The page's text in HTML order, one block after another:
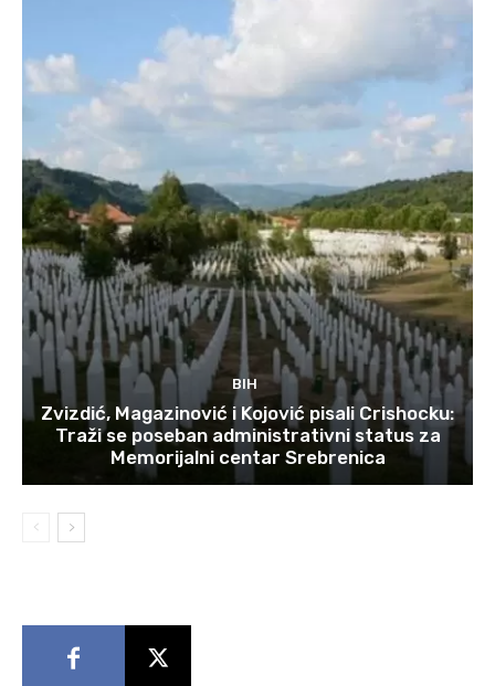
BIH
Zvizdić, Magazinović i Kojović pisali Crishocku:
Traži se poseban administrativni status za
Memorijalni centar Srebrenica